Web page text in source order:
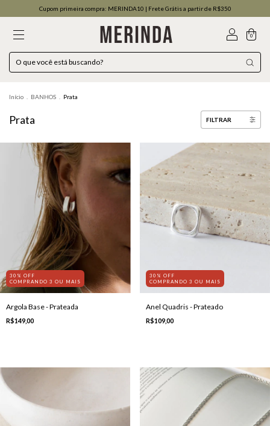
Cupom primeira compra: MERINDA10 | Frete Grátis a partir de R$350
0
Início BANHOS Prata
Prata FILTRAR
30% OFF
COMPRANDO 3 OU MAIS
Argola Base - Prateada
R$149,00
30% OFF
COMPRANDO 3 OU MAIS
Anel Quadris - Prateado
R$109,00